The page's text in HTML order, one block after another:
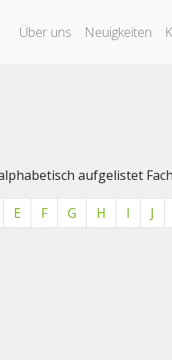
Über uns Neuigkeiten
aufgelistet
E F G H I J